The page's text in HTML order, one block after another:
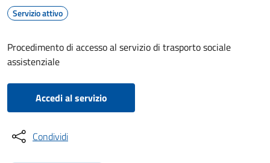
Servizio attivo
Procedimento di accesso al servizio di trasporto sociale
assistenziale
Accedi al servizio
Condividi